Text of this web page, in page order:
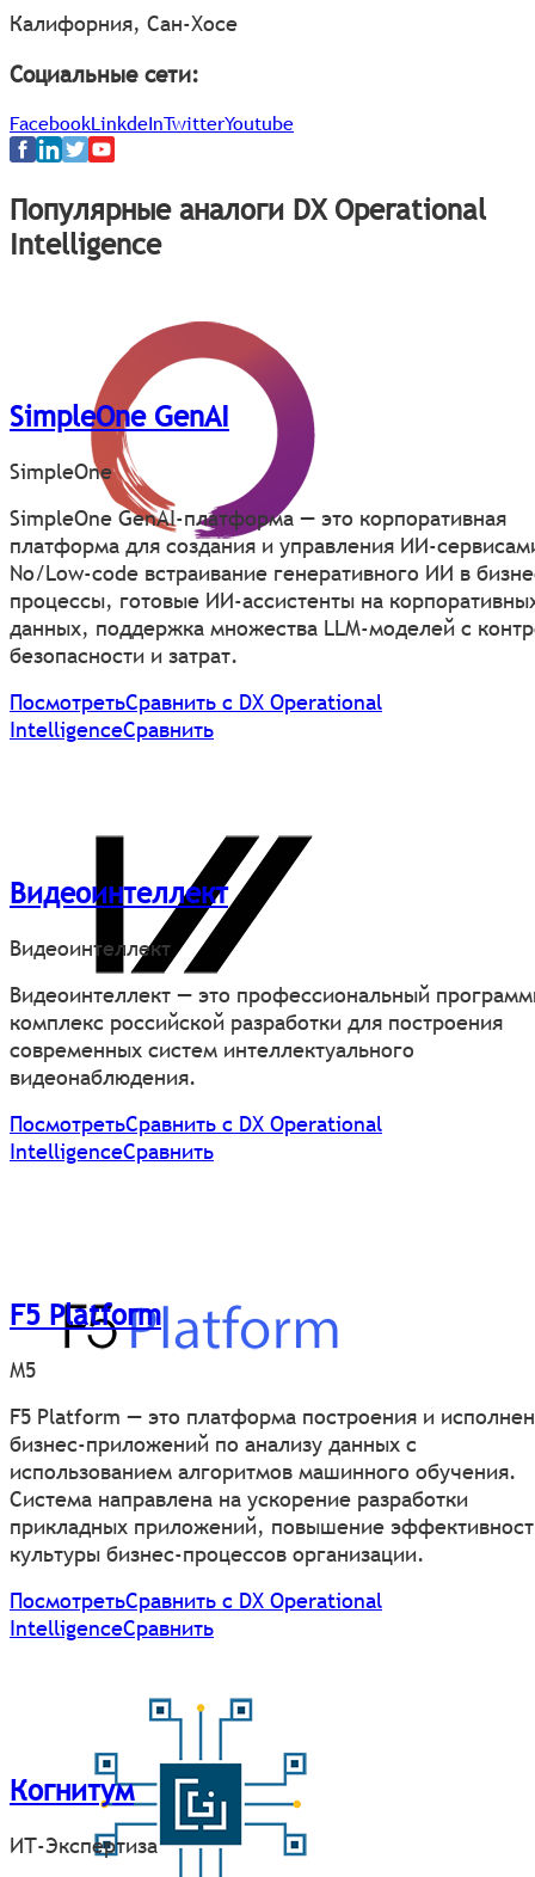
Калифорния, Сан-Хосе
Социальные сети:
FacebookLinkdeInTwitterYoutube
Популярные аналоги DX Operational
Intelligence
SimpleOne GenAI
SimpleOne
SimpleOne GenAI-платформа — это корпоративная
платформа для создания и управления ИИ-
No/Low-code встраивание генеративного ИИ в
процессы, готовые ИИ-ассистенты на
данных, поддержка множества LLM-моделей с
безопасности и затрат.
ПосмотретьСравнить с DX Operational
IntelligenceСравнить
Видеоинтеллект
Видеоинтеллект
Видеоинтеллект — это профессиональный
комплекс российской разработки для построения
современных систем интеллектуального
видеонаблюдения.
ПосмотретьСравнить с DX Operational
IntelligenceСравнить
F5 Platform
М5
F5 Platform — это платформа построения и
бизнес-приложений по анализу данных с
использованием алгоритмов машинного обучения.
Система направлена на ускорение разработки
прикладных приложений, повышение
культуры бизнес-процессов организации.
ПосмотретьСравнить с DX Operational
IntelligenceСравнить
Когнитум
ИТ-Экспертиза